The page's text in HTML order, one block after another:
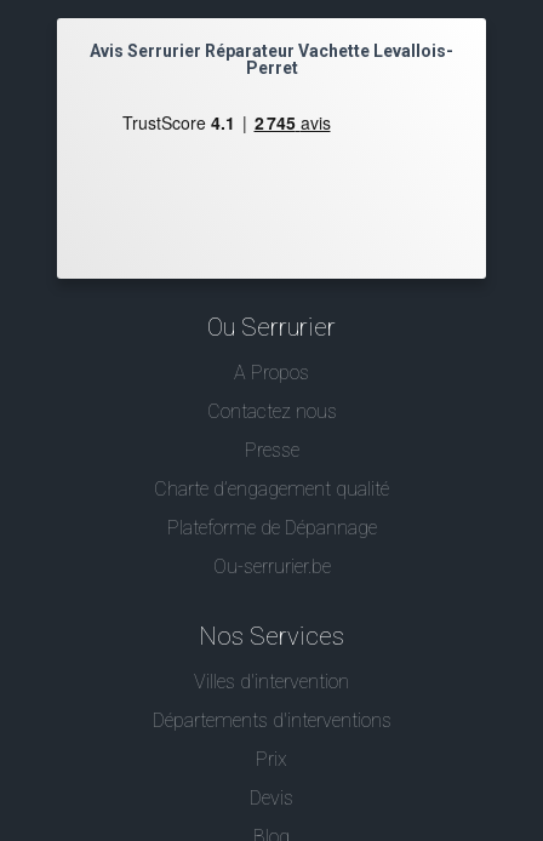
Avis Serrurier Réparateur Vachette Levallois-
Perret
Ou Serrurier
A Propos
Contactez nous
Presse
Charte d’engagement qualité
Plateforme de Dépannage
Ou-serrurier.be
Nos Services
Villes d'intervention
Départements d'interventions
Prix
Devis
Blog